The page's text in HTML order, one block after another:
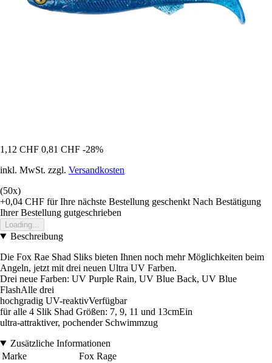
1,12 CHF 0,81 CHF -28%
inkl. MwSt. zzgl. Versandkosten
(50x)
+0,04 CHF für Ihre nächste Bestellung geschenkt Nach Bestätigung
Ihrer Bestellung gutgeschrieben
Loading...
Beschreibung
Die Fox Rae Shad Sliks bieten Ihnen noch mehr Möglichkeiten beim
Angeln, jetzt mit drei neuen Ultra UV Farben.
Drei neue Farben: UV Purple Rain, UV Blue Back, UV Blue
FlashAlle drei
hochgradig UV-reaktivVerfügbar
für alle 4 Slik Shad Größen: 7, 9, 11 und 13cmEin
ultra-attraktiver, pochender Schwimmzug
Zusätzliche Informationen
Marke
Fox Rage